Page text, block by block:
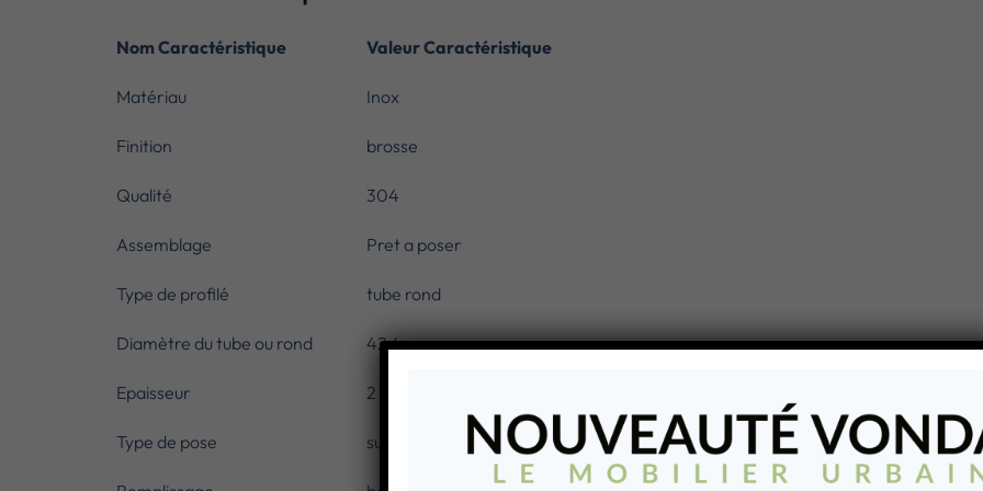
Nom Caractéristique Valeur Caractéristique
Matériau Inox
Finition brosse
Qualité 304
Assemblage Pret a poser
Type de profilé tube rond
Diamètre du tube ou rond 42,4 mm
Epaisseur 2 mm
Type de pose sur dalle